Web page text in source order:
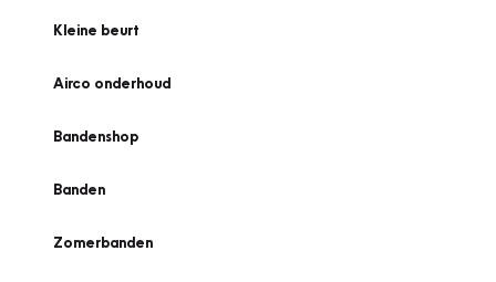
Kleine beurt
Airco onderhoud
Bandenshop
Banden
Zomerbanden